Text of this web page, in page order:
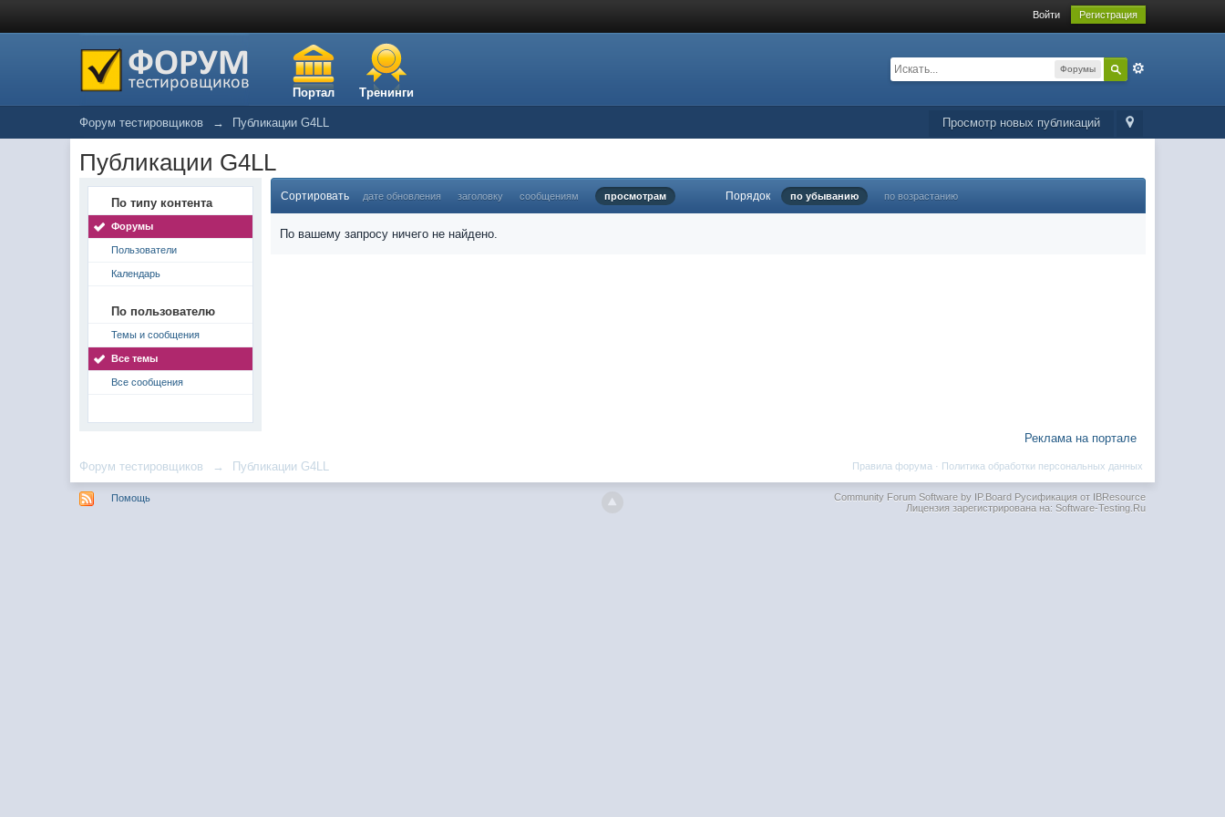
Войти Регистрация
Портал Тренинги
Форумы
Просмотр новых публикаций
Форум тестировщиков → Публикации G4LL
Публикации G4LL
По типу контента
Форумы
Пользователи
Календарь
По пользователю
Темы и сообщения
Все темы
Все сообщения
Сортировать дате обновления заголовку сообщениям просмотрам Порядок по убыванию по возрастанию
По вашему запросу ничего не найдено.
Реклама на портале
Форум тестировщиков → Публикации G4LL Политика обработки персональных данных
Правила форума ·
Помощь Community Forum Software by IP.BoardРусификация от IBResource
Лицензия зарегистрирована на: Software-Testing.Ru